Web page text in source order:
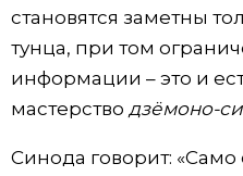
становятся заметны
тунца, при том
информации – это и
мастерство дзёмоно-си
Синода говорит: «Само